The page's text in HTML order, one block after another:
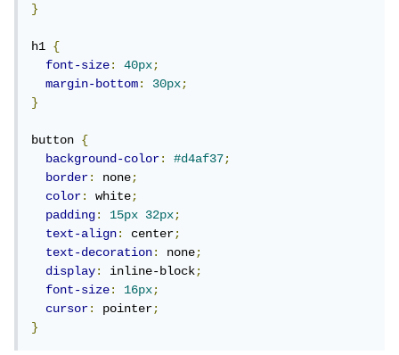
}
h1 {
font-size: 40px;
margin-bottom: 30px;
}
button {
background-color: #d4af37;
border: none;
color: white;
padding: 15px 32px;
text-align: center;
text-decoration: none;
display: inline-block;
font-size: 16px;
cursor: pointer;
}